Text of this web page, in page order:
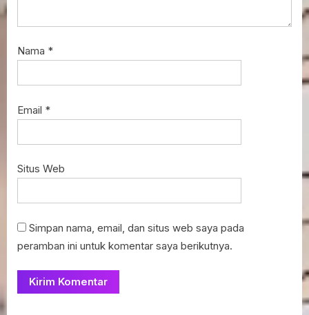
Nama *
Email *
Situs Web
Simpan nama, email, dan situs web saya pada
peramban ini untuk komentar saya berikutnya.